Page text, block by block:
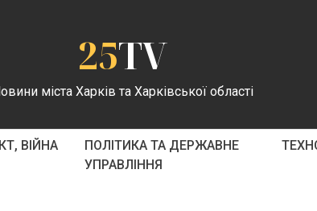
25TV
міста Харків та Харківської області
ВІЙНА
ПОЛІТИКА ТА ДЕРЖАВНЕ
УПРАВЛІННЯ